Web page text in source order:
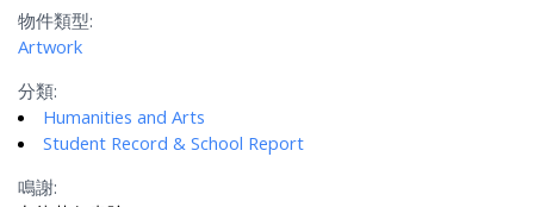
物件類型:
Artwork
分類:
Humanities and Arts
Student Record & School Report
鳴謝: